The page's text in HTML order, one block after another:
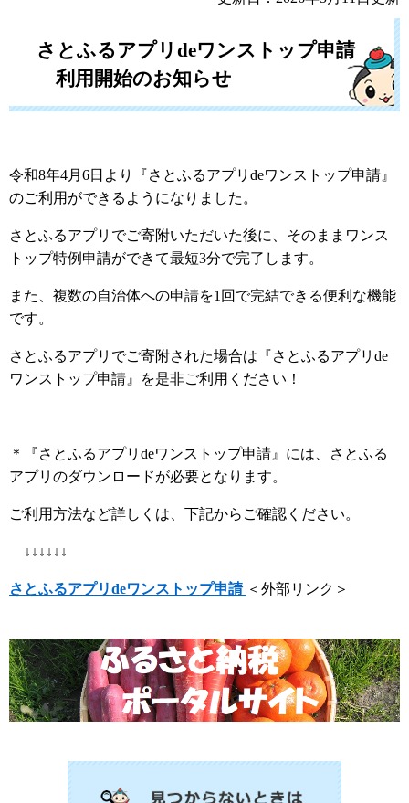
さとふるアプリdeワンストップ申請
利用開始のお知らせ
令和8年4月6日より『さとふるアプリdeワンストップ申請』
のご利用ができるようになりました。
さとふるアプリでご寄附いただいた後に、そのままワンス
トップ特例申請ができて最短3分で完了します。
また、複数の自治体への申請を1回で完結できる便利な機能
です。
さとふるアプリでご寄附された場合は『さとふるアプリde
ワンストップ申請』を是非ご利用ください！
＊『さとふるアプリdeワンストップ申請』には、さとふる
アプリのダウンロードが必要となります。
ご利用方法など詳しくは、下記からご確認ください。
↓↓↓↓↓↓
さとふるアプリdeワンストップ申請 ＜外部リンク＞